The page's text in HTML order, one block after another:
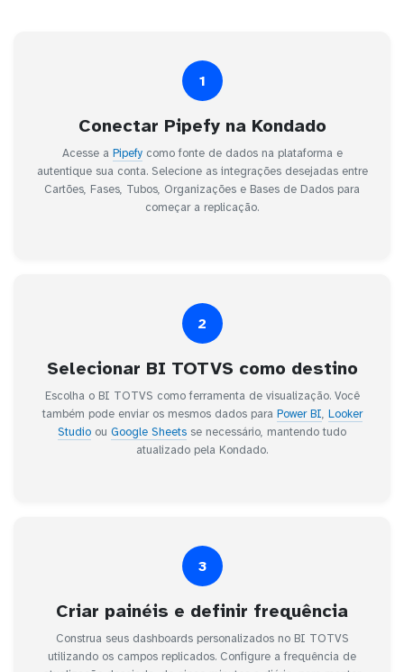
1
Conectar Pipefy na Kondado
Acesse a Pipefycomo fonte de dados na plataforma e
autentique sua conta. Selecione as integrações desejadas entre
Cartões, Fases, Tubos, Organizações e Bases de Dados para
começar a replicação.
2
Selecionar BI TOTVS como destino
Escolha o BI TOTVS como ferramenta de visualização. Você
também pode enviar os mesmos dados para Power BI, Looker
Studio ou Google Sheets se necessário, mantendo tudo
atualizado pela Kondado.
3
Criar painéis e definir frequência
Construa seus dashboards personalizados no BI TOTVS
utilizando os campos replicados. Configure a frequência de